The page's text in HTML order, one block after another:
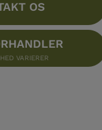
OS
VARIERER